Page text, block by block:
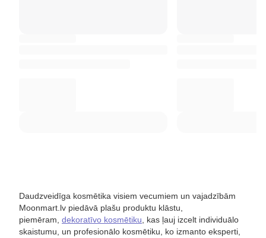
Daudzveidīga kosmētika visiem vecumiem un vajadzībām
Moonmart.lv piedāvā plašu produktu klāstu,
piemēram, dekoratīvo kosmētiku , kas ļauj izcelt individuālo
skaistumu, un profesionālo kosmētiku, ko izmanto eksperti,